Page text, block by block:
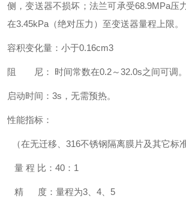
侧，变送器不损坏；法兰可承受68.9MPa压
在3.45kPa（绝对压力）至变送器量程上限。
容积变化量：小于0.16cm3
阻 尼： 时间常数在0.2～32.0s之间可调。
启动时间：3s，无需预热。
性能指标：
（在无迁移、316不锈钢隔离膜片及其它标
量 程 比：40：1
精 度：量程为3、4、5